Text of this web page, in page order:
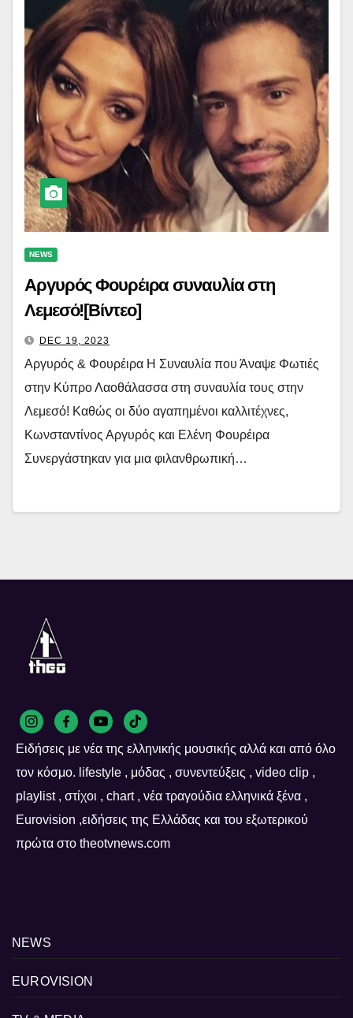
NEWS
Αργυρός Φουρέιρα συναυλία στη
Λεμεσό![Βίντεο]
DEC 19, 2023
Αργυρός & Φουρέιρα Η Συναυλία που Άναψε Φωτιές
στην Κύπρο Λαοθάλασσα στη συναυλία τους στην
Λεμεσό! Καθώς οι δύο αγαπημένοι καλλιτέχνες,
Κωνσταντίνος Αργυρός και Ελένη Φουρέιρα
Συνεργάστηκαν για μια φιλανθρωπική…
Ειδήσεις με νέα της ελληνικής μουσικής αλλά και από όλο
τον κόσμο. lifestyle , μόδας , συνεντεύξεις , video clip ,
playlist , στίχοι , chart , νέα τραγούδια ελληνικά ξένα ,
Eurovision ,ειδήσεις της Ελλάδας και του εξωτερικού
πρώτα στο theotvnews.com
NEWS
EUROVISION